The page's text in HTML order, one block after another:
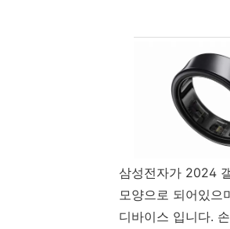
삼성전자가 2024
모양으로 되어있으
디바이스 입니다.